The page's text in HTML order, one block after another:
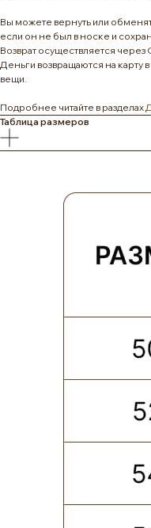
Вы можете вернуть или
если он не был в носке и
Возврат осуществляется
Деньги возвращаются на карту
вещи.
Подробнее читайте в разделах
Таблица размеров